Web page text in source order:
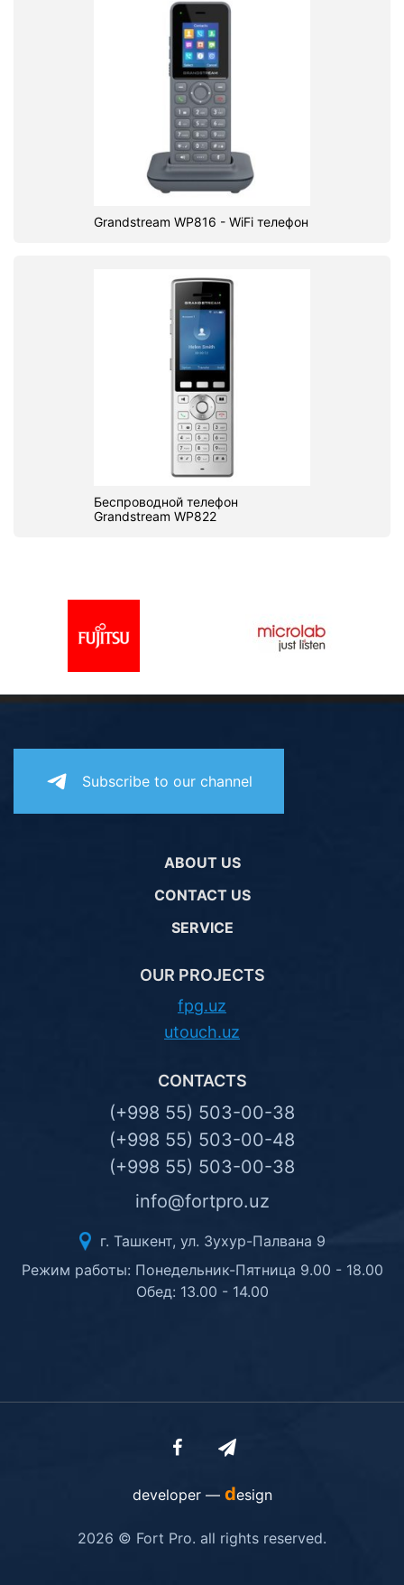
Grandstream WP816 - WiFi телефон
Беспроводной телефон
Grandstream WP822
Subscribe to our channel
ABOUT US
CONTACT US
SERVICE
OUR PROJECTS
fpg.uz
utouch.uz
CONTACTS
(+998 55) 503-00-38
(+998 55) 503-00-48
(+998 55) 503-00-38
info@fortpro.uz
г. Ташкент, ул. Зухур-Палвана 9
Режим работы: Понедельник-Пятница 9.00 - 18.00
Обед: 13.00 - 14.00
developer — design
2026 © Fort Pro. all rights reserved.